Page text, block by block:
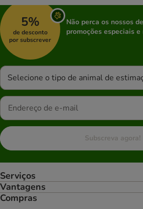
5%
de desconto
por subscrever
Não perca os nossos
promoções especiais e
Selecione o tipo de animal de
Subscreva agora!
Serviços
Vantagens
Compras